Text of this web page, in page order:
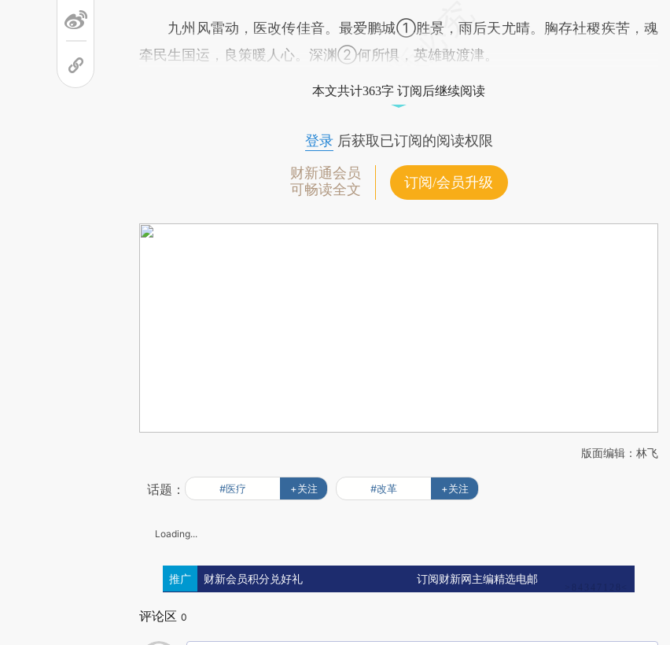
九州风雷动，医改传佳音。最爱鹏城①胜景，雨后天尤晴。胸存社稷疾苦，魂
牵民生国运，良策暖人心。深渊②何所惧，英雄敢渡津。
本文共计363字 订阅后继续阅读
登录后获取已订阅的阅读权限
财新通会员
可畅读全文
订阅/会员升级
版面编辑：林飞
话题： #医疗 +关注 #改革 +关注
Loading...
推广 财新会员积分兑好礼 订阅财新网主编精选电邮
评论区 0